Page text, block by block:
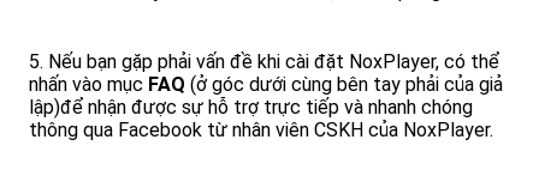
5. Nếu bạn gặp phải vấn đề khi cài đặt NoxPlayer, có thể
nhấn vào mục FAQ (ở góc dưới cùng bên tay phải của giả
lập)để nhận được sự hỗ trợ trực tiếp và nhanh chóng
thông qua Facebook từ nhân viên CSKH của NoxPlayer.